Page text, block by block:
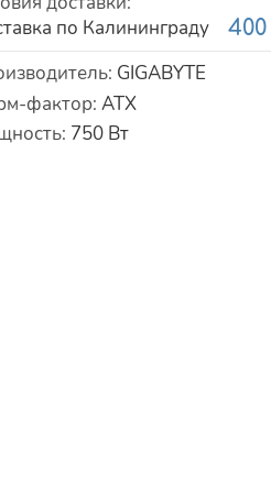
по Калининграду
400
: GIGABYTE
фактор: ATX
: 750 Вт